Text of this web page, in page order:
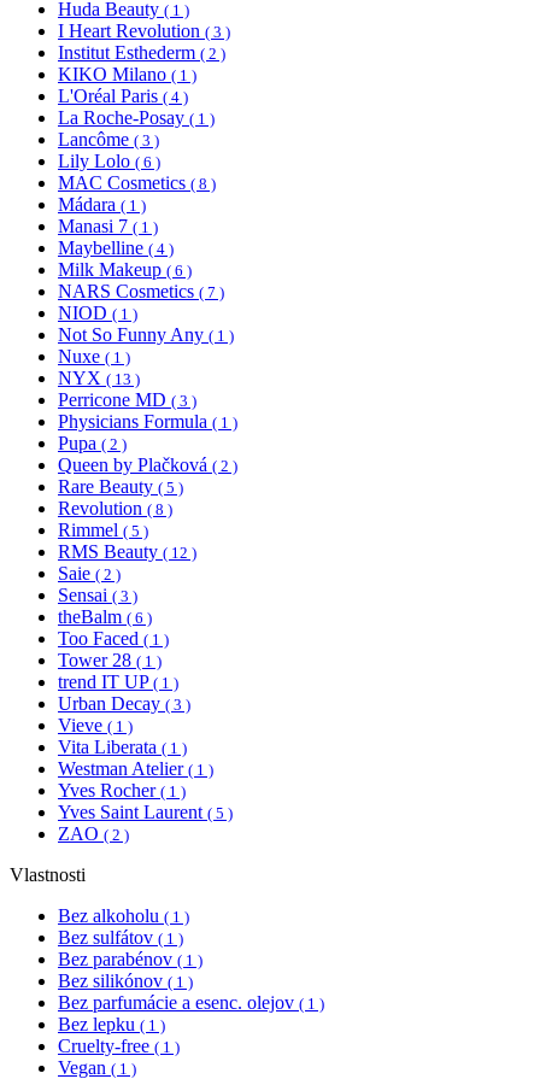
Huda Beauty ( 1 )
I Heart Revolution ( 3 )
Institut Esthederm ( 2 )
KIKO Milano ( 1 )
L'Oréal Paris ( 4 )
La Roche-Posay ( 1 )
Lancôme ( 3 )
Lily Lolo ( 6 )
MAC Cosmetics ( 8 )
Mádara ( 1 )
Manasi 7 ( 1 )
Maybelline ( 4 )
Milk Makeup ( 6 )
NARS Cosmetics ( 7 )
NIOD ( 1 )
Not So Funny Any ( 1 )
Nuxe ( 1 )
NYX ( 13 )
Perricone MD ( 3 )
Physicians Formula ( 1 )
Pupa ( 2 )
Queen by Plačková ( 2 )
Rare Beauty ( 5 )
Revolution ( 8 )
Rimmel ( 5 )
RMS Beauty ( 12 )
Saie ( 2 )
Sensai ( 3 )
theBalm ( 6 )
Too Faced ( 1 )
Tower 28 ( 1 )
trend IT UP ( 1 )
Urban Decay ( 3 )
Vieve ( 1 )
Vita Liberata ( 1 )
Westman Atelier ( 1 )
Yves Rocher ( 1 )
Yves Saint Laurent ( 5 )
ZAO ( 2 )
Vlastnosti
Bez alkoholu ( 1 )
Bez sulfátov ( 1 )
Bez parabénov ( 1 )
Bez silikónov ( 1 )
Bez parfumácie a esenc. olejov ( 1 )
Bez lepku ( 1 )
Cruelty-free ( 1 )
Vegan ( 1 )